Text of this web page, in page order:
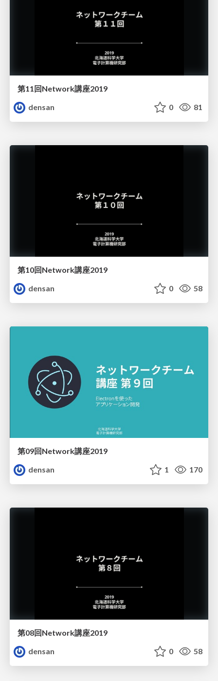
第11回Network講座2019
densan
0 81
第10回Network講座2019
densan
0 58
第09回Network講座2019
densan
1 170
第08回Network講座2019
densan
0 58